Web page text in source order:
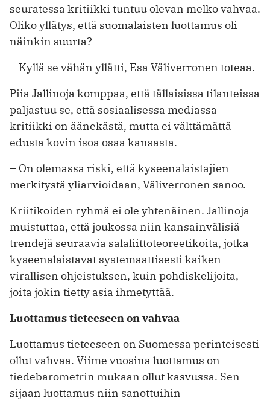
seuratessa kritiikki tuntuu olevan melko vahvaa.
Oliko yllätys, että suomalaisten luottamus oli
näinkin suurta?
– Kyllä se vähän yllätti, Esa Väliverronen toteaa.
Piia Jallinoja komppaa, että tällaisissa tilanteissa
paljastuu se, että sosiaalisessa mediassa
kritiikki on äänekästä, mutta ei välttämättä
edusta kovin isoa osaa kansasta.
– On olemassa riski, että kyseenalaistajien
merkitystä yliarvioidaan, Väliverronen sanoo.
Kriitikoiden ryhmä ei ole yhtenäinen. Jallinoja
muistuttaa, että joukossa niin kansainvälisiä
trendejä seuraavia salaliittoteoreetikoita, jotka
kyseenalaistavat systemaattisesti kaiken
virallisen ohjeistuksen, kuin pohdiskelijoita,
joita jokin tietty asia ihmetyttää.
Luottamus tieteeseen on vahvaa
Luottamus tieteeseen on Suomessa perinteisesti
ollut vahvaa. Viime vuosina luottamus on
tiedebarometrin mukaan ollut kasvussa. Sen
sijaan luottamus niin sanottuihin